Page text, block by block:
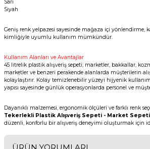
Sarı
Siyah
Geniş renk yelpazesi sayesinde mağaza içi yönlendirme,
kimliğiyle uyumlu kullanım mümkündür.
Kullanım Alanları ve Avantajlar
45 litrelik plastik alışveriş sepeti; marketler, bakkallar,
marketler ve benzeri perakende alanlarda müşterilerin
kolaylaştırır. Kolay temizlenebilir yüzeyi hijyenik
yapısı sayesinde günlük operasyonlarda personel ve
Dayanıklı malzemesi, ergonomik ölçüleri ve farklı renk
Tekerlekli Plastik Alışveriş Sepeti - Market Sepeti
düzenli, konforlu bir alışveriş deneyimi oluşturmak için